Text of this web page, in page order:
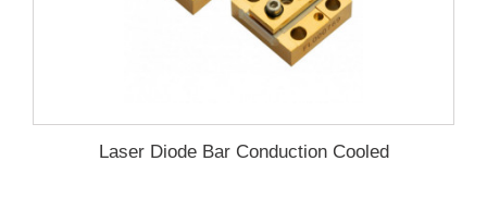
Laser Diode Bar Conduction Cooled